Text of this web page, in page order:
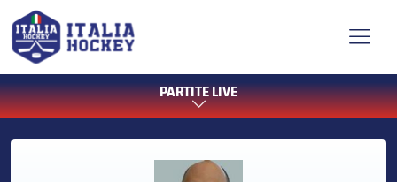
PARTITE LIVE